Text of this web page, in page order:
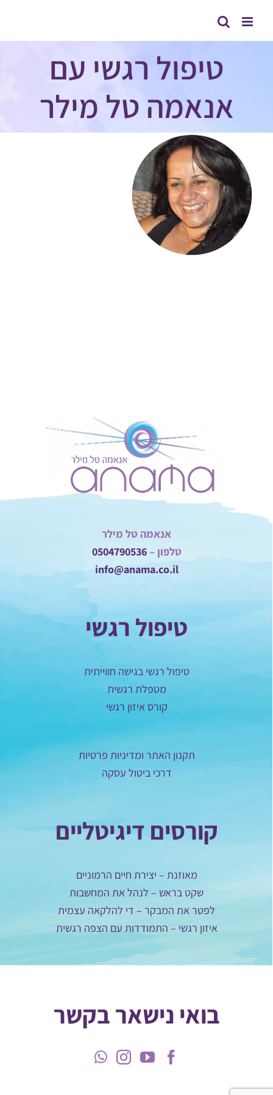
טיפול רגשי עם
אנאמה טל מילר
אנאמה טל מילר
טלפון –0504790536
info@anama.co.il
טיפול רגשי
טיפול רגשי בגישה חווייתית
מטפלת רגשית
קורס איזון רגשי
תקנון האתר ומדיניות פרטיות
דרכי ביטול עסקה
קורסים דיגיטליים
מאוזנת – יצירת חיים הרמוניים
שקט בראש – לנהל את המחשבות
לפטר את המבקר – די להלקאה עצמית
איזון רגשי – התמודדות עם הצפה רגשית
בואי נישאר בקשר